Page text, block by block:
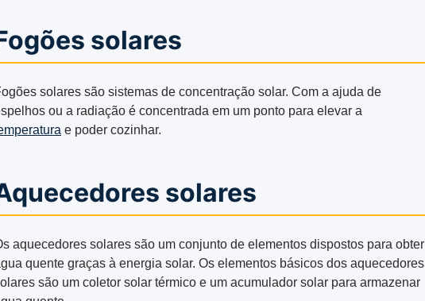
solares
solares são sistemas de concentração solar. Com a ajuda de
ou a radiação é concentrada em um ponto para elevar a
e poder cozinhar.
solares
aquecedores solares são um conjunto de elementos dispostos para obter
quente graças à energia solar. Os elementos básicos dos aquecedores
são um coletor solar térmico e um acumulador solar para armazenar